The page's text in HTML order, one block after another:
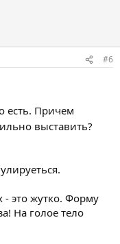
#6
есть. Причем
выставить?
- это жутко. Форму
На голое тело